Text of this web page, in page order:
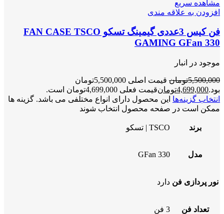
مشاهده سریع
افزودن به علاقه مندی
فن کیس 3عددی گیمینگ تسکو FAN CASE TSCO
GAMING GFan 330
موجود در انبار
5,500,000تومان
قیمت اصلی 5,500,000تومان
بود.4,699,000تومانقیمت فعلی 4,699,000تومان است.
انتخاب گزینه‌ها این محصول دارای انواع مختلفی می باشد. گزینه ها
ممکن است در صفحه محصول انتخاب شوند
برند TSCO | تسکو
مدل GFan 330
نور پردازی فن دارد
تعداد فن 3 فن